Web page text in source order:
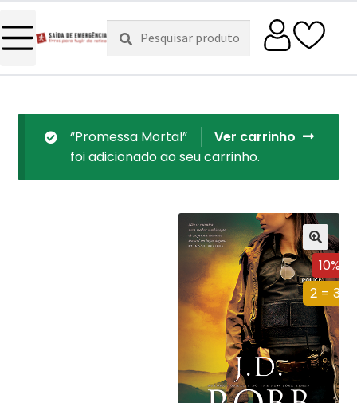
Pesquisar
por:
Pesquisa
Ver carrinho
“Promessa Mortal”
foi adicionado ao seu carrinho.
10%
2 = 3